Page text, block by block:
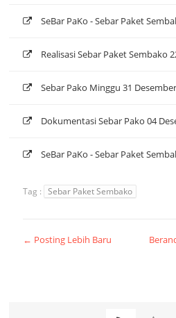
SeBar PaKo - Sebar Paket
Realisasi Sebar Paket Sembako
Sebar Pako Minggu 31
Dokumentasi Sebar Pako 04
SeBar PaKo - Sebar Paket
Tag : Sebar Paket Sembako
← Posting Lebih Baru